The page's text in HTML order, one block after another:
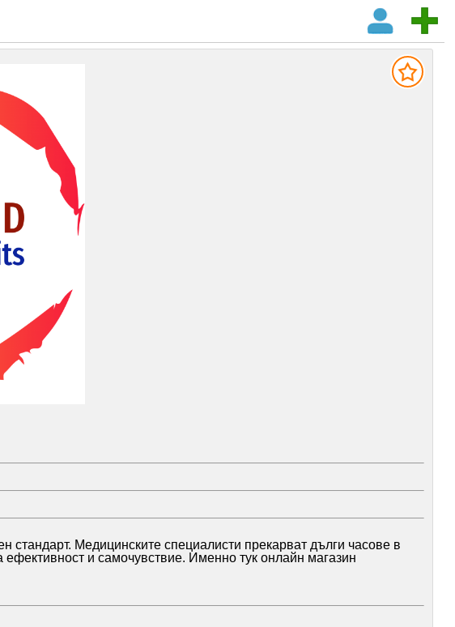
Медицинските специалисти прекарват дълги часове в
и самочувствие. Именно тук онлайн магазин